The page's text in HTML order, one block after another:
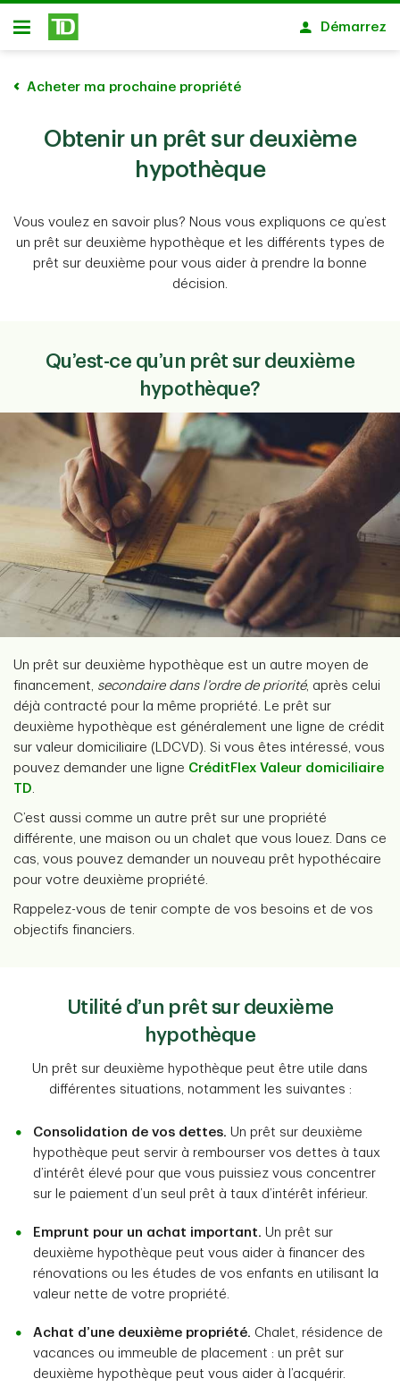
Passer au contenu principal
Ouvert
Démarrez
Acheter ma prochaine propriété
Obtenir un prêt sur deuxième
hypothèque
Vous voulez en savoir plus? Nous vous expliquons ce qu’est
un prêt sur deuxième hypothèque et les différents types de
prêt sur deuxième pour vous aider à prendre la bonne
décision.
Qu’est-ce qu’un prêt sur deuxième
hypothèque?
Un prêt sur deuxième hypothèque est un autre moyen de
financement, secondaire dans l’ordre de priorité, après celui
déjà contracté pour la même propriété. Le prêt sur
deuxième hypothèque est généralement une ligne de crédit
sur valeur domiciliaire (LDCVD). Si vous êtes intéressé, vous
pouvez demander une ligne CréditFlex Valeur domiciliaire
TD.
C’est aussi comme un autre prêt sur une propriété
différente, une maison ou un chalet que vous louez. Dans ce
cas, vous pouvez demander un nouveau prêt hypothécaire
pour votre deuxième propriété.
Rappelez-vous de tenir compte de vos besoins et de vos
objectifs financiers.
Utilité d’un prêt sur deuxième
hypothèque
Un prêt sur deuxième hypothèque peut être utile dans
différentes situations, notamment les suivantes :
Consolidation de vos dettes. Un prêt sur deuxième
hypothèque peut servir à rembourser vos dettes à taux
d’intérêt élevé pour que vous puissiez vous concentrer
sur le paiement d’un seul prêt à taux d’intérêt inférieur.
Emprunt pour un achat important. Un prêt sur
deuxième hypothèque peut vous aider à financer des
rénovations ou les études de vos enfants en utilisant la
valeur nette de votre propriété.
Achat d’une deuxième propriété. Chalet, résidence de
vacances ou immeuble de placement : un prêt sur
deuxième hypothèque peut vous aider à l’acquérir.